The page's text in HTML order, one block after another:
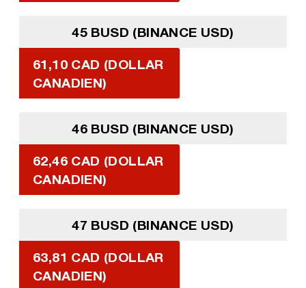
45 BUSD (BINANCE USD)
61,10 CAD (DOLLAR
CANADIEN)
46 BUSD (BINANCE USD)
62,46 CAD (DOLLAR
CANADIEN)
47 BUSD (BINANCE USD)
63,81 CAD (DOLLAR
CANADIEN)